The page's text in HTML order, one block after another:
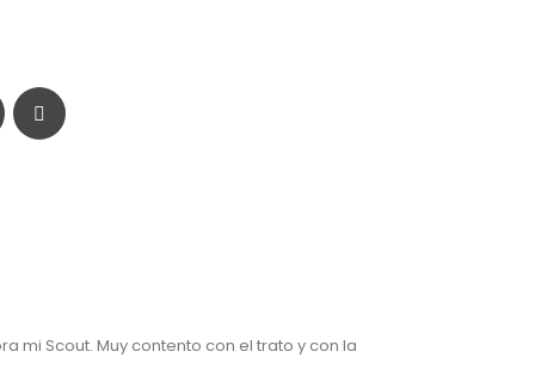
mi Scout. Muy contento con el trato y con la